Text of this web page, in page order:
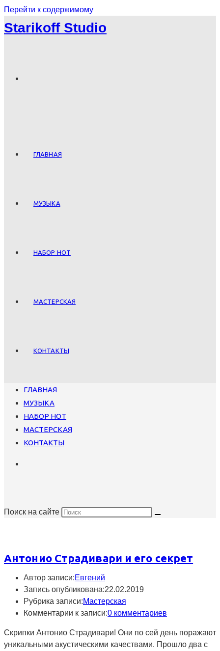
Перейти к содержимому
Starikoff Studio
ГЛАВНАЯ
МУЗЫКА
НАБОР НОТ
МАСТЕРСКАЯ
КОНТАКТЫ
ГЛАВНАЯ
МУЗЫКА
НАБОР НОТ
МАСТЕРСКАЯ
КОНТАКТЫ
Поиск на сайте
Антонио Страдивари и его секрет
Автор записи:Евгений
Запись опубликована:22.02.2019
Рубрика записи:Мастерская
Комментарии к записи:0 комментариев
Скрипки Антонио Страдивари! Они по сей день поражают
уникальными акустическими качествами. Прошло два с